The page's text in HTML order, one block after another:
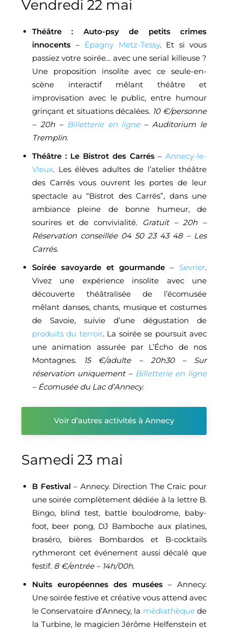
Vendredi 22 mai
Théâtre : Auto-psy de petits crimes
innocents – Épagny Metz-Tessy. Et si vous
passiez votre soirée… avec une serial killeuse ?
Une proposition insolite avec ce seule-en-
scène interactif mêlant théâtre et
improvisation avec le public, entre humour
grinçant et situations décalées. 10 €/personne
– 20h – Billetterie en ligne– Auditorium le
Tremplin.
Théâtre : Le Bistrot des Carrés–Annecy-le-
Vieux. Les élèves adultes de l’atelier théâtre
des Carrés vous ouvrent les portes de leur
spectacle au “Bistrot des Carrés”, dans une
ambiance pleine de bonne humeur, de
sourires et de convivialité.
Gratuit – 20h –
Réservation conseillée 04 50 23 43 48 – Les
Carrés.
Soirée savoyarde et gourmande – Sevrier.
Vivez une expérience insolite avec une
découverte théâtralisée de l’écomusée
mêlant danses, chants, musique et costumes
de Savoie, suivie d’une dégustation de
produits du terroir. La soirée se poursuit avec
une animation assurée par L’Écho de nos
Montagnes. 15 €/adulte – 20h30 – Sur
réservation uniquement – Billetterie en ligne
– Écomusée du Lac d’Annecy.
Voir d’autres activités à Annecy
Samedi 23 mai
B Festival– Annecy. Direction The Craic pour
une soirée complètement dédiée à la lettre B.
Bingo, blind test, battle boulodrome, baby-
foot, beer pong, DJ Bamboche aux platines,
braséro, bières Bombardos et B-cocktails
rythmeront cet événement aussi décalé que
festif. 8 €/entrée – 14h/00h.
Nuits européennes des musées – Annecy.
Une soirée festive et créative vous attend avec
leConservatoire d’Annecy, la médiathèquede
la Turbine, le magicienJérôme Helfenstein et